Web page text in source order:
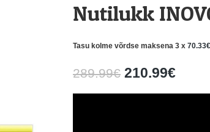
Nutilukk
Tasu kolme võrdse maksena 3 x 70.33€
289.99€ 210.99€